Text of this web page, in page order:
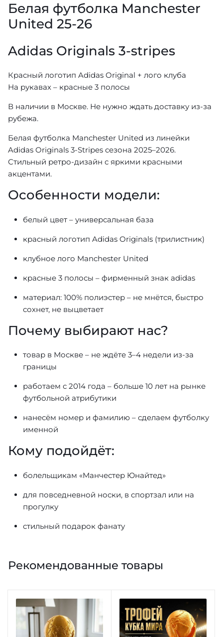
Белая футболка Manchester
United 25-26
Adidas Originals 3-stripes
Красный логотип Adidas Original + лого клуба
На рукавах – красные 3 полосы
В наличии в Москве. Не нужно ждать доставку из-за
рубежа.
Белая футболка Manchester United из линейки
Adidas Originals 3-Stripes сезона 2025–2026.
Стильный ретро-дизайн с яркими красными
акцентами.
Особенности модели:
белый цвет – универсальная база
красный логотип Adidas Originals (трилистник)
клубное лого Manchester United
красные 3 полосы – фирменный знак adidas
материал: 100% полиэстер – не мнётся, быстро
сохнет, не выцветает
Почему выбирают нас?
товар в Москве – не ждёте 3–4 недели из-за
границы
работаем с 2014 года – больше 10 лет на рынке
футбольной атрибутики
нанесём номер и фамилию – сделаем футболку
именной
Кому подойдёт:
болельщикам «Манчестер Юнайтед»
для повседневной носки, в спортзал или на
прогулку
стильный подарок фанату
Рекомендованные товары